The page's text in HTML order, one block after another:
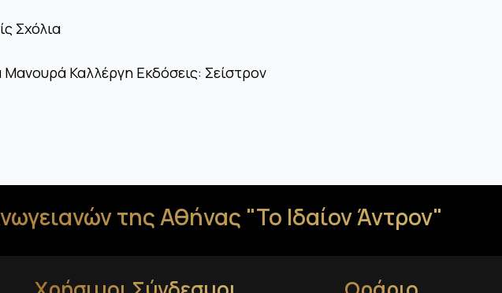
Σχόλια
Καλλέργη Εκδόσεις: Σείστρον
της Αθήνας "Το Ιδαίον Άντρον"